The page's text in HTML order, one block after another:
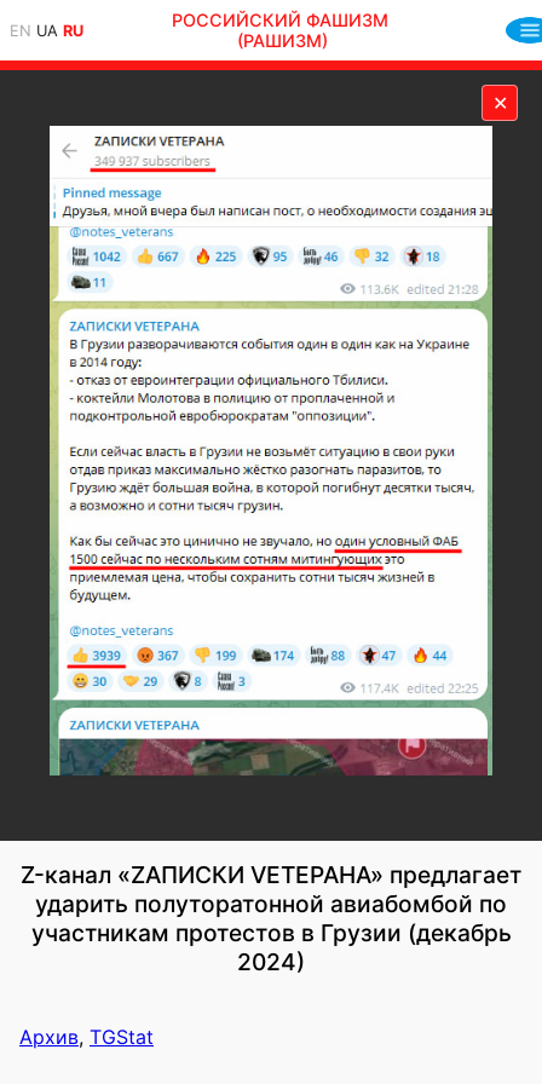
EN UA RU
РОССИЙСКИЙ ФАШИЗМ
(РАШИЗМ)
✕
Z-канал «ZАПИСКИ VЕТЕРАНА» предлагает
ударить полуторатонной авиабомбой по
участникам протестов в Грузии (декабрь
2024)
Архив, TGStat